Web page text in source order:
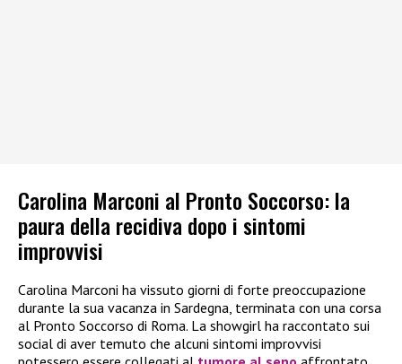
Carolina Marconi al Pronto Soccorso: la
paura della recidiva dopo i sintomi
improvvisi
Carolina Marconi ha vissuto giorni di forte preoccupazione
durante la sua vacanza in Sardegna, terminata con una corsa
al Pronto Soccorso di Roma. La showgirl ha raccontato sui
social di aver temuto che alcuni sintomi improvvisi